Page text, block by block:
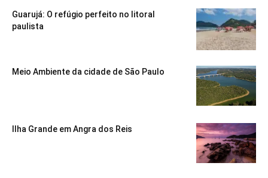
Guarujá: O refúgio perfeito no litoral
paulista
Meio Ambiente da cidade de São Paulo
Ilha Grande em Angra dos Reis